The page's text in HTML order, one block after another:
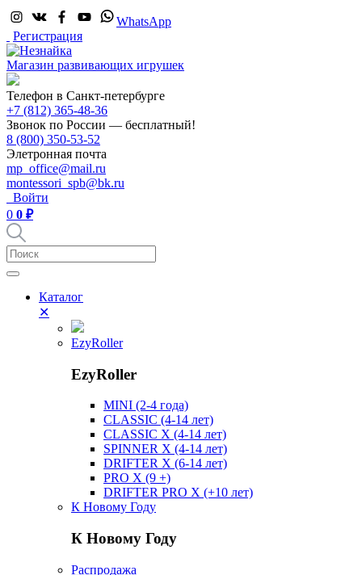
WhatsApp
Регистрация
Магазин развивающих игрушек
Телефон в Санкт-петербурге
+7 (812) 365-48-36
Звонок по России — бесплатный!
8 (800) 350-53-52
Элетронная почта
mp_office@mail.ru
montessori_spb@bk.ru
Войти
0 0 ₽
Каталог
✕
EzyRoller
EzyRoller
MINI (2-4 года)
CLASSIC (4-14 лет)
CLASSIC X (4-14 лет)
SPINNER X (4-14 лет)
DRIFTER X (6-14 лет)
PRO X (9 +)
DRIFTER PRO X (+10 лет)
К Новому Году
К Новому Году
Распродажа